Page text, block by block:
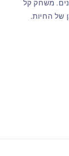
מחייה שונים. משחק קל
של החיות.